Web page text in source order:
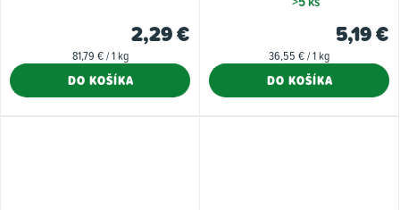
2,29 €
Jednotková
81,79 € / 1 kg
DO KOŠÍKA
5,19 €
Jednotková
36,55 € / 1 kg
DO KOŠÍKA